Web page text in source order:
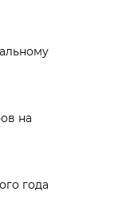
на
года